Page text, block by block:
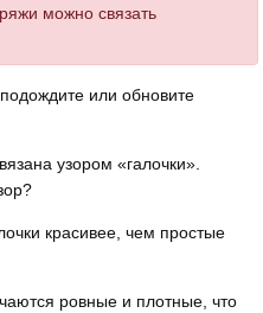
можно связать
или обновите
узором «галочки».
красивее, чем простые
ровные и плотные, что